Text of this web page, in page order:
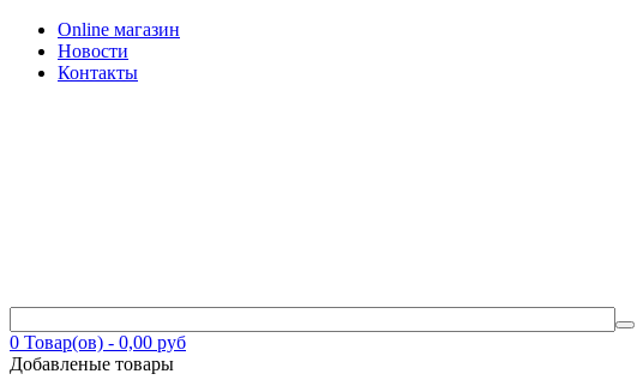
Online магазин
Новости
Контакты
0 Товар(ов) - 0,00 руб
Добавленые товары